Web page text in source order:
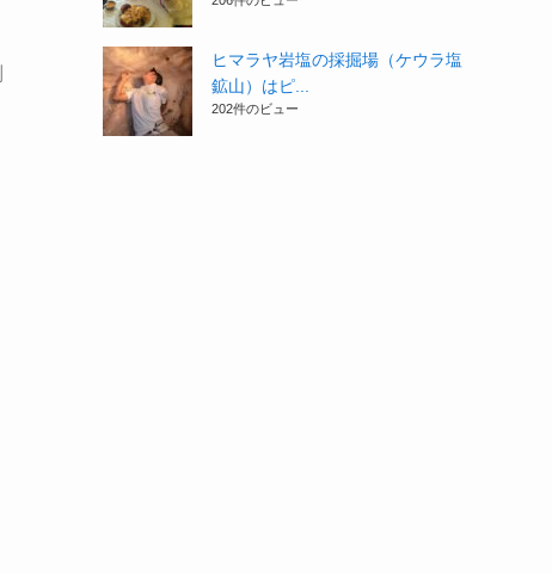
ヒマラヤ岩塩の採掘場（ケウラ塩
鉱山）はピ...
202件のビュー